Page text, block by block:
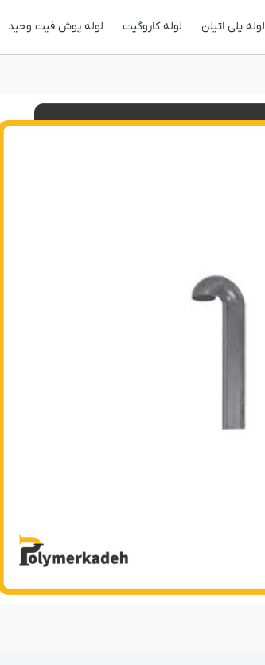
لوله پلی اتیلن لوله کاروگیت لوله پوش فیت وحید